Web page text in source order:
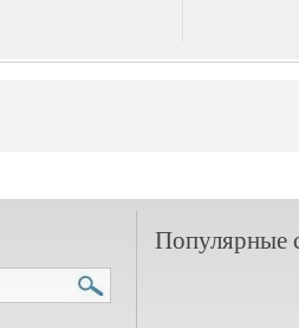
Популярные